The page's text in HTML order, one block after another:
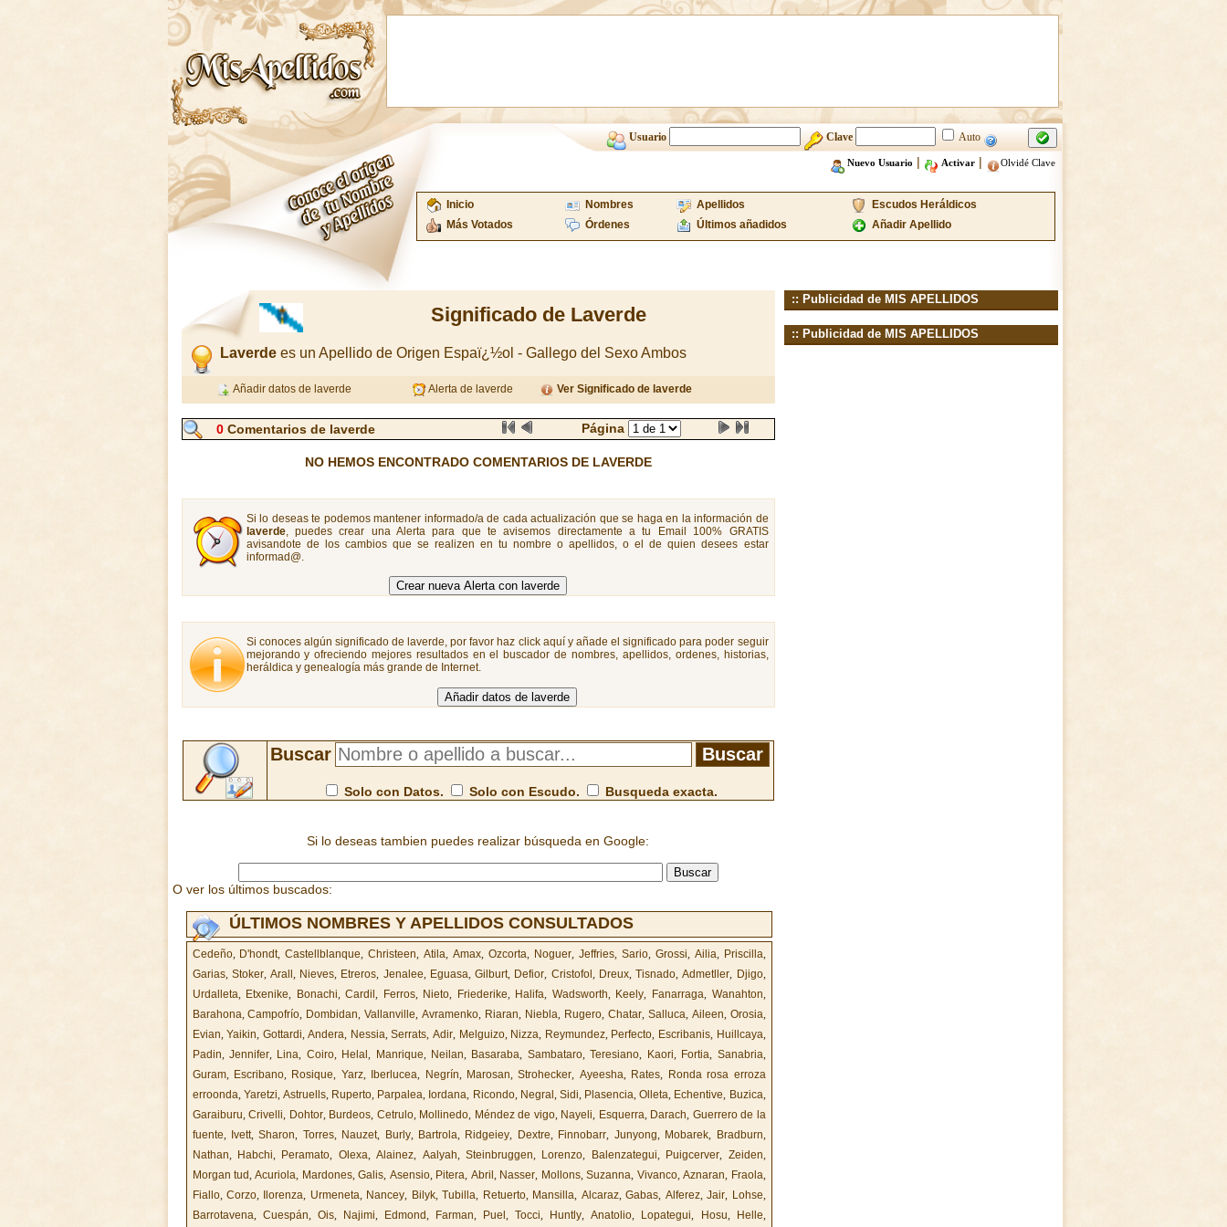
Usuario Clave Auto
Nuevo Usuario | Activar| Olvidé Clave
Inicio Nombres Apellidos
Escudos Heráldicos
Más Votados
Órdenes Últimos añadidos Añadir Apellido
Significado de Laverde
Laverde es un Apellido de Origen Espaï¿½ol - Gallego del Sexo Ambos
Añadir datos de laverde Alerta de laverde Ver Significado de laverde
0Comentarios de laverde Página
NO HEMOS ENCONTRADO COMENTARIOS DE LAVERDE
Si lo deseas te podemos mantener informado/a de cada actualización que se haga en la información de
laverde, puedes crear una Alerta para que te avisemos directamente a tu Email 100% GRATIS
avisandote de los cambios que se realizen en tu nombre o apellidos, o el de quien desees estar
informad@.
Si conoces algún significado de laverde, por favor haz click aquí y añade el significado para poder seguir
mejorando y ofreciendo mejores resultados en el buscador de nombres, apellidos, ordenes, historias,
heráldica y genealogía más grande de Internet.
Buscar
Solo con Datos. Solo con Escudo. Busqueda exacta.
Si lo deseas tambien puedes realizar búsqueda en Google:
O ver los últimos buscados:
ÚLTIMOS NOMBRES Y APELLIDOS CONSULTADOS
Cedeño, D'hondt,Castellblanque,Christeen,Atila,Amax,Ozcorta, Noguer, Jeffries, Sario, Grossi, Ailia, Priscilla,
Garias, Stoker, Arall , Nieves, Etreros, Jenalee, Eguasa,Gilburt, Defior, Cristofol , Dreux,Tisnado,Admetller, Djigo,
Urdalleta, Etxenike, Bonachi,Cardil, Ferros, Nieto, Friederike, Halifa, Wadsworth, Keely, Fanarraga, Wanahton,
Barahona,Campofrío, Dombidan,Vallanville,Avramenko, Riaran, Niebla, Rugero, Chatar, Salluca, Aileen, Orosia,
Evian,Yaikin, Gottardi,Andera, Nessia,Serrats,Adir, Melguizo, Nizza, Reymundez, Perfecto, Escribanis, Huillcaya,
Padin, Jennifer, Lina, Coiro, Helal, Manrique, Neilan, Basaraba, Sambataro,Teresiano, Kaori, Fortia, Sanabria,
Guram, Escribano, Rosique, Yarz, Iberlucea, Negrín, Marosan,Strohecker, Ayeesha, Rates, Ronda rosa erroza
erroonda, Yaretzi, Astruells, Ruperto, Parpalea, Iordana, Ricondo, Negral , Sidi, Plasencia,Olleta, Echentive, Buzica,
Garaiburu, Crivelli, Dohtor, Burdeos, Cetrulo, Mollinedo, Méndez de vigo, Nayeli, Esquerra, Darach, Guerrero de la
fuente, Ivett,Sharon, Torres, Nauzet, Burly, Bartrola, Ridgeiey, Dextre, Finnobarr, Junyong, Mobarek, Bradburn,
Nathan, Habchi, Peramato, Olexa,Alainez, Aalyah, Steinbruggen, Lorenzo, Balenzategui, Puigcerver, Zeiden,
Morgan tud,Acuriola, Mardones,Galis, Asensio, Pitera, Abril , Nasser, Mollons,Suzanna, Vivanco,Aznaran, Fraola,
Fiallo, Corzo, Ilorenza, Urmeneta, Nancey, Bilyk,Tubilla, Retuerto, Mansilla, Alcaraz,Gabas, Alferez,Jair, Lohse,
Barrotavena, Cuespán, Ois, Najimi, Edmond, Farman, Puel,Tocci, Huntly,Anatolio, Lopategui, Hosu, Helle,
:: Publicidad de MIS APELLIDOS
:: Publicidad de MIS APELLIDOS